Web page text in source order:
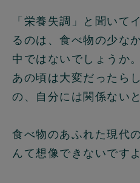
「栄養失調」と聞いて
るのは、食べ物の少な
中ではないでしょうか。
あの頃は大変だったら
の、自分には関係ない
食べ物のあふれた現代
んて想像できないですよ